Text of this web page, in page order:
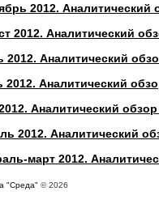
2012.
2012. Аналитический
Аналитический
Аналитический
Аналитический
2012. Аналитический
март 2012.
"Среда" © 2026